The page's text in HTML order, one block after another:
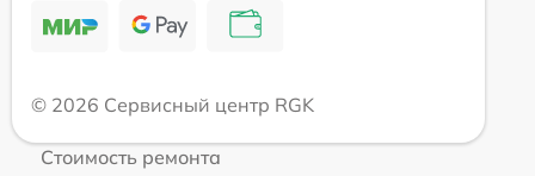
© 2026 Сервисный центр RGK
Стоимость ремонта